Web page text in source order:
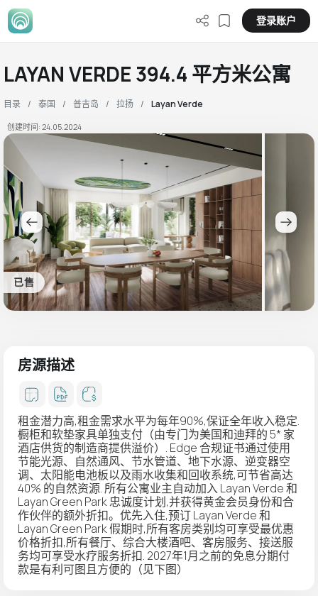
登录账户
LAYAN VERDE 394.4 平方米公寓
目录 泰国 普吉岛 拉扬 Layan Verde
创建时间: 24.05.2024
已售
房源描述
租金潜力高,租金需求水平为每年90%,保证全年收入稳定.
橱柜和软垫家具单独支付（由专门为美国和迪拜的 5* 家
酒店供货的制造商提供溢价）. Edge 合规证书通过使用
节能光源、自然通风、节水管道、地下水源、逆变器空
调、太阳能电池板以及雨水收集和回收系统,可节省高达
40% 的自然资源. 所有公寓业主自动加入 Layan Verde 和
Layan Green Park 忠诚度计划,并获得黄金会员身份和合
作伙伴的额外折扣。优先入住,预订 Layan Verde 和
Layan Green Park 假期时,所有客房类别均可享受最优惠
价格折扣,所有餐厅、综合大楼酒吧、客房服务、接送服
务均可享受水疗服务折扣. 2027年1月之前的免息分期付
款是有利可图且方便的（见下图）